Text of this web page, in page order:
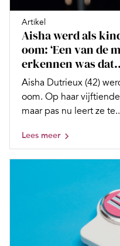
Artikel
Aisha werd als
oom: ‘Een van de
erkennen was
Aisha Dutrieux (42)
oom. Op haar
maar pas nu leert ze
Lees meer